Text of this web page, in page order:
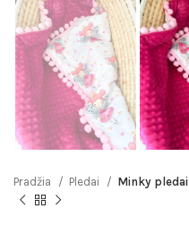
Pradžia Pledai Minky pledai